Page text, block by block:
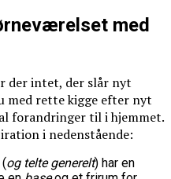
med
der intet, der slår nyt
med rette kigge efter nyt
forandringer til i hjemmet.
i nedenstående:
og telte generelt) har en